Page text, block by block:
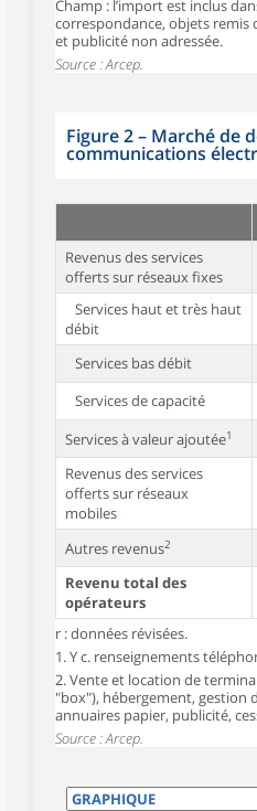
Champ : l’import est inclus
correspondance, objets remis
et publicité non adressée.
Source : Arcep.
Figure 2– Marché de
communications
Revenus des services
offerts sur réseaux fixes
Services haut et très haut
débit
Services bas débit
Services de capacité
Services à valeur ajoutée1
Revenus des services
offerts sur réseaux
mobiles
Autres revenus2
Revenu total des
opérateurs
r : données révisées.
1. Y c. renseignements
2. Vente et location de
"box"), hébergement, gestion
annuaires papier, publicité,
Source : Arcep.